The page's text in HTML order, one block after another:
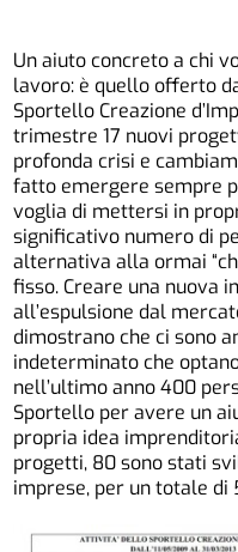
Un aiuto concreto a chi
lavoro: è quello offerto
Sportello Creazione
trimestre 17 nuovi
profonda crisi e
fatto emergere sempre
voglia di mettersi in
significativo numero di
alternativa alla ormai
fisso. Creare una nuova
all’espulsione dal
dimostrano che ci sono
indeterminato che
nell’ultimo anno 400
Sportello per avere un
propria idea
progetti, 80 sono stati
imprese, per un totale